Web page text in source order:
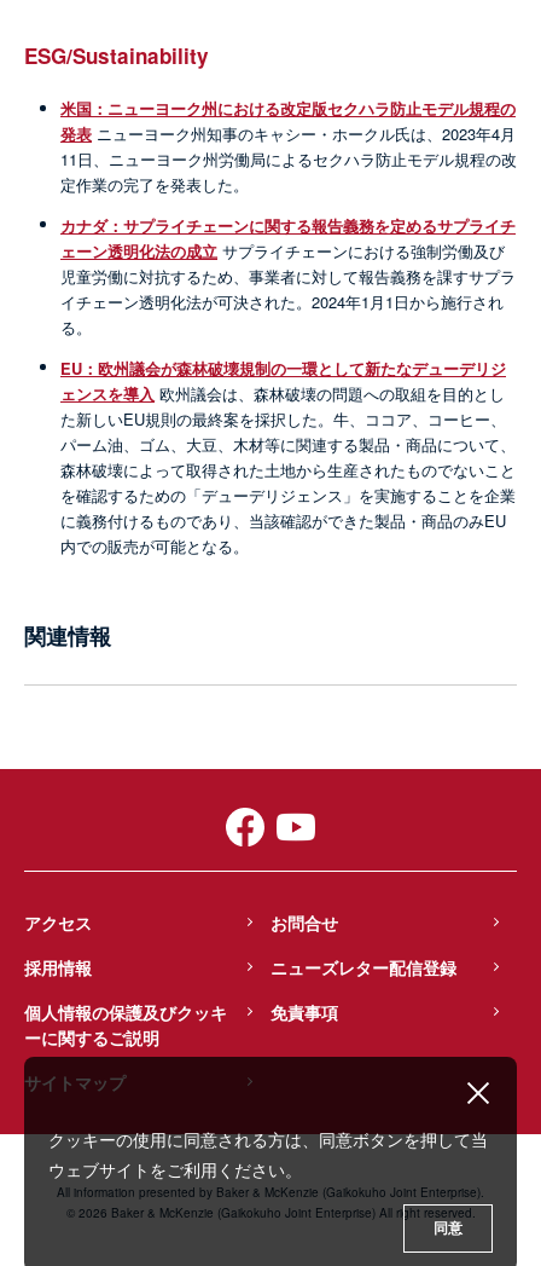
ESG/Sustainability
米国：ニューヨーク州における改定版セクハラ防止モデル規程の
発表 ニューヨーク州知事のキャシー・ホークル氏は、2023年4月
11日、ニューヨーク州労働局によるセクハラ防止モデル規程の改
定作業の完了を発表した。
カナダ：サプライチェーンに関する報告義務を定めるサプライチ
ェーン透明化法の成立 サプライチェーンにおける強制労働及び
児童労働に対抗するため、事業者に対して報告義務を課すサプラ
イチェーン透明化法が可決された。2024年1月1日から施行され
る。
EU：欧州議会が森林破壊規制の一環として新たなデューデリジ
ェンスを導入 欧州議会は、森林破壊の問題への取組を目的とし
た新しいEU規則の最終案を採択した。牛、ココア、コーヒー、
パーム油、ゴム、大豆、木材等に関連する製品・商品について、
森林破壊によって取得された土地から生産されたものでないこと
を確認するための「デューデリジェンス」を実施することを企業
に義務付けるものであり、当該確認ができた製品・商品のみEU
内での販売が可能となる。
関連情報
アクセス
お問合せ
採用情報
ニューズレター配信登録
個人情報の保護及びクッキ
ーに関するご説明
免責事項
サイトマップ
All information presented by Baker & McKenzie (Gaikokuho Joint Enterprise).
© 2026 Baker & McKenzie (Gaikokuho Joint Enterprise) All right reserved.
クッキーの使用に同意される方は、同意ボタンを押して当
ウェブサイトをご利用ください。
同意